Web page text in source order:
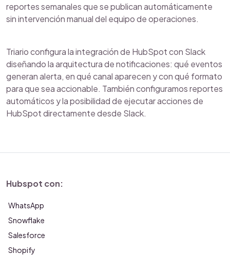
reportes semanales que se publican automáticamente
sin intervención manual del equipo de operaciones.
Triario configura la integración de HubSpot con Slack
diseñando la arquitectura de notificaciones: qué eventos
generan alerta, en qué canal aparecen y con qué formato
para que sea accionable. También configuramos reportes
automáticos y la posibilidad de ejecutar acciones de
HubSpot directamente desde Slack.
Hubspot con:
WhatsApp
Snowflake
Salesforce
Shopify